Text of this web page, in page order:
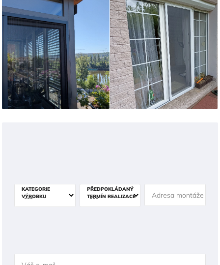
KATEGORIE
VÝROBKU
PŘEDPOKLÁDANÝ
TERMÍN REALIZACE
Adresa montáže